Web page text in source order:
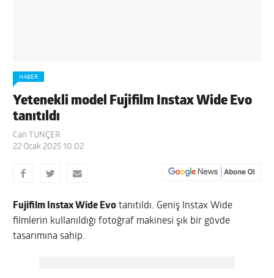
HABER
Yetenekli model Fujifilm Instax Wide Evo
tanıtıldı
Can TUNÇER
22 Ocak 2025 10:02
Fujifilm Instax Wide Evo tanıtıldı. Geniş Instax Wide
filmlerin kullanıldığı fotoğraf makinesi şık bir gövde
tasarımına sahip.